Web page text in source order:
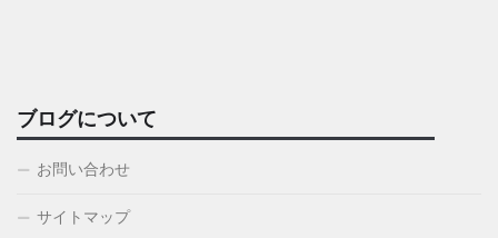
ブログについて
お問い合わせ
サイトマップ